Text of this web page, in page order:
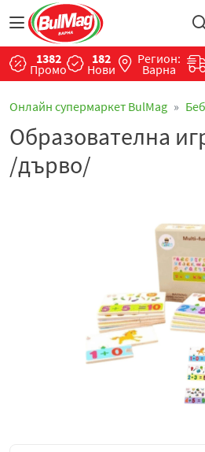
1382
Промо
182
Нови
Регион:
Варна
Онлайн супермаркет BulMag
Образователна
/дърво/